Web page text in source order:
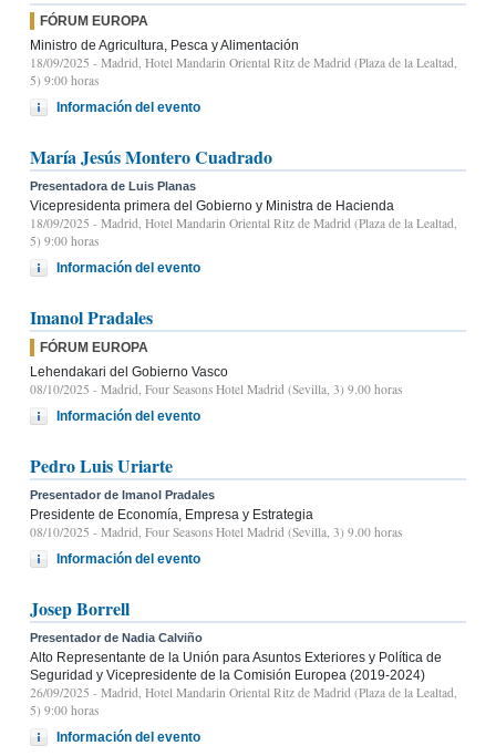
FÓRUM EUROPA
Ministro de Agricultura, Pesca y Alimentación
18/09/2025 - Madrid, Hotel Mandarin Oriental Ritz de Madrid (Plaza de la Lealtad,
5) 9:00 horas
Información del evento
María Jesús Montero Cuadrado
Presentadora de Luis Planas
Vicepresidenta primera del Gobierno y Ministra de Hacienda
18/09/2025 - Madrid, Hotel Mandarin Oriental Ritz de Madrid (Plaza de la Lealtad,
5) 9:00 horas
Información del evento
Imanol Pradales
FÓRUM EUROPA
Lehendakari del Gobierno Vasco
08/10/2025 - Madrid, Four Seasons Hotel Madrid (Sevilla, 3) 9.00 horas
Información del evento
Pedro Luis Uriarte
Presentador de Imanol Pradales
Presidente de Economía, Empresa y Estrategia
08/10/2025 - Madrid, Four Seasons Hotel Madrid (Sevilla, 3) 9.00 horas
Información del evento
Josep Borrell
Presentador de Nadia Calviño
Alto Representante de la Unión para Asuntos Exteriores y Política de
Seguridad y Vicepresidente de la Comisión Europea (2019-2024)
26/09/2025 - Madrid, Hotel Mandarin Oriental Ritz de Madrid (Plaza de la Lealtad,
5) 9:00 horas
Información del evento